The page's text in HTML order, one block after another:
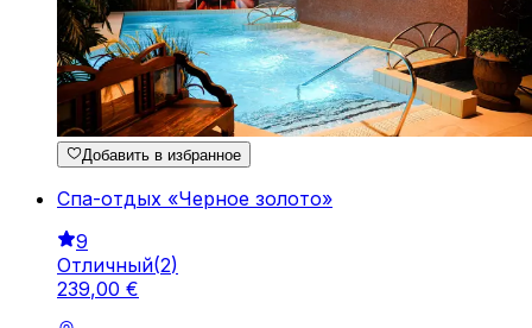
Добавить в избранное
Спа-отдых «Черное золото»
9
Отличный(2)
239,00 €